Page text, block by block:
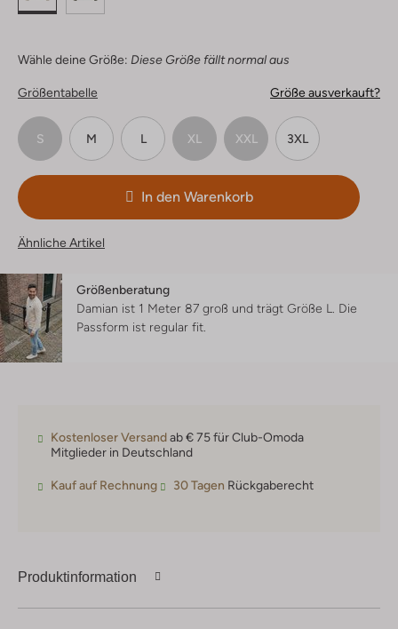
Wähle deine Größe: Diese Größe fällt normal aus
Größentabelle Größe ausverkauft?
S M L XL XXL 3XL
In den Warenkorb
Ähnliche Artikel
Größenberatung
Damian ist 1 Meter 87 groß und trägt Größe L. Die
Passform ist regular fit
Kostenloser Versandab € 75 für Club-Omoda
Mitglieder in Deutschland
Kauf auf Rechnung 30 Tagen Rückgaberecht
Produktinformation